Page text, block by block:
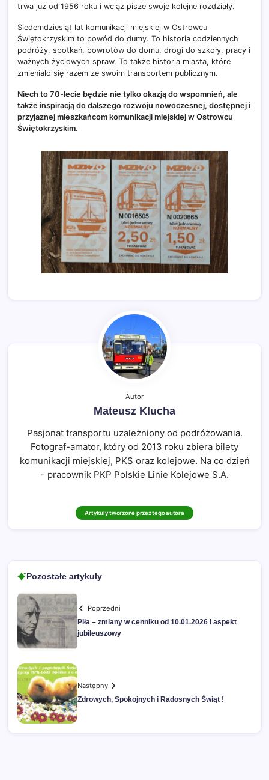
trwa już od 1956 roku i wciąż pisze swoje kolejne rozdziały.
Siedemdziesiąt lat komunikacji miejskiej w Ostrowcu
Świętokrzyskim to powód do dumy. To historia codziennych
podróży, spotkań, powrotów do domu, drogi do szkoły, pracy i
ważnych życiowych spraw. To także historia miasta, które
zmieniało się razem ze swoim transportem publicznym.
Niech to 70-lecie będzie nie tylko okazją do wspomnień, ale
także inspiracją do dalszego rozwoju nowoczesnej, dostępnej i
przyjaznej mieszkańcom komunikacji miejskiej w Ostrowcu
Świętokrzyskim.
Autor
Mateusz Klucha
Pasjonat transportu uzależniony od podróżowania.
Fotograf-amator, który od 2013 roku zbiera bilety
komunikacji miejskiej, PKS oraz kolejowe. Na co dzień
- pracownik PKP Polskie Linie Kolejowe S.A.
Artykuły tworzone przez tego autora
Pozostałe artykuły
Poprzedni
Piła – zmiany w cenniku od 10.01.2026 i aspekt
jubileuszowy
Następny
Zdrowych, Spokojnych i Radosnych Świąt !